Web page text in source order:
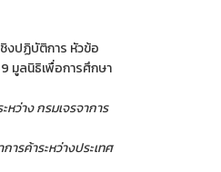
งปฏิบัติการ หัวข้อ
มูลนิธิเพื่อการศึกษา
หว่าง กรมเจรจาการ
ารค้าระหว่างประเทศ